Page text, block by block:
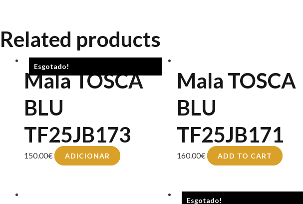
Related products
Esgotado!
Mala TOSCA
BLU
TF25JB173
150.00€ ADICIONAR
Mala TOSCA
BLU
TF25JB171
160.00€ ADD TO CART
Esgotado!